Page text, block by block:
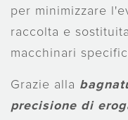
per minimizzare
raccolta e
macchinari
Grazie alla
precisione di